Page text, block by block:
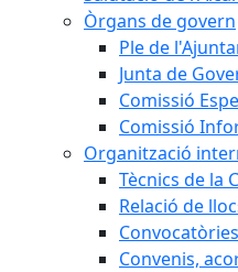
Òrgans de govern
Ple de
Junta de
Comissió
Comissió
Organització
Tècnics de la
Relació de
Convenis,